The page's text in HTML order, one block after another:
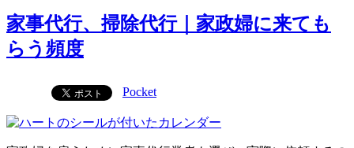
家事代行、掃除代行｜家政婦に来ても
らう頻度
Pocket